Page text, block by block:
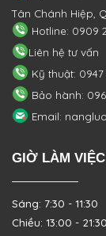
Tân Chánh Hiệp,
Hotline: 0909
Liên hệ tư vấn
Kỹ thuật: 0947
Bảo hành:
Email:
GIỜ LÀM VIỆC
Sáng: 7:30 - 11:30
Chiều: 13:00 - 21:30